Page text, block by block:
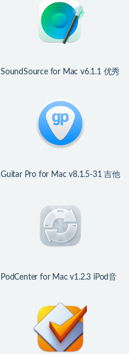
SoundSource for Mac v6.1.1 优秀
Guitar Pro for Mac v8.1.5-31 吉他
PodCenter for Mac v1.2.3 iPod音